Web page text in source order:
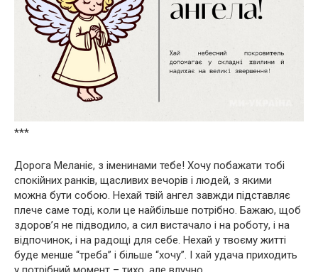
***
Дорога Меланіє, з іменинами тебе! Хочу побажати тобі
спокійних ранків, щасливих вечорів і людей, з якими
можна бути собою. Нехай твій ангел завжди підставляє
плече саме тоді, коли це найбільше потрібно. Бажаю, щоб
здоров’я не підводило, а сил вистачало і на роботу, і на
відпочинок, і на радощі для себе. Нехай у твоєму житті
буде менше “треба” і більше “хочу”. І хай удача приходить